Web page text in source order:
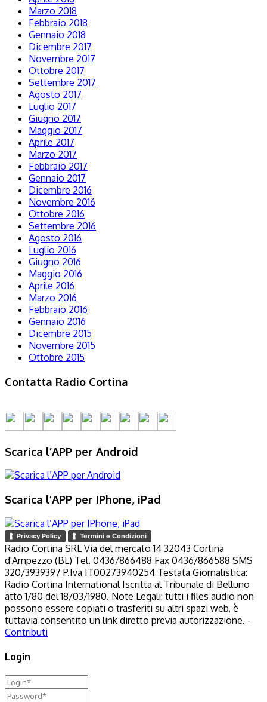
Marzo 2018
Febbraio 2018
Gennaio 2018
Dicembre 2017
Novembre 2017
Ottobre 2017
Settembre 2017
Agosto 2017
Luglio 2017
Giugno 2017
Maggio 2017
Aprile 2017
Marzo 2017
Febbraio 2017
Gennaio 2017
Dicembre 2016
Novembre 2016
Ottobre 2016
Settembre 2016
Agosto 2016
Luglio 2016
Giugno 2016
Maggio 2016
Aprile 2016
Marzo 2016
Febbraio 2016
Gennaio 2016
Dicembre 2015
Novembre 2015
Ottobre 2015
Contatta Radio Cortina
Scarica l’APP per Android
Scarica l’APP per IPhone, iPad
Privacy Policy Termini e Condizioni
Radio Cortina SRL Via del mercato 14 32043 Cortina
d'Ampezzo (BL) Tel. 0436/866488 Fax 0436/866588 SMS
320/3939397 P.Iva IT00273940254 Testata Giornalistica:
Radio Cortina International Iscritta al Tribunale di Belluno
atto 1/80 del 18/03/1980. Note Legali: tutti i files audio non
possono essere copiati o trasferiti su altri spazi web, è
tuttavia consentito un link diretto previa autorizzazione. -
Contributi
Login